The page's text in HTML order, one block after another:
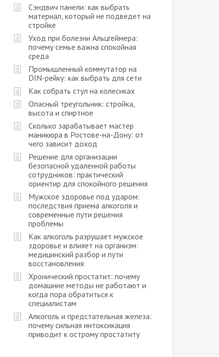
Сэндвич панели: как выбрать
материал, который не подведет на
стройке
Уход при болезни Альцгеймера:
почему семье важна спокойная
среда
Промышленный коммутатор на
DIN-рейку: как выбрать для сети
Как собрать стул на колесиках
Опасный треугольник: стройка,
высота и спиртное
Сколько зарабатывает мастер
маникюра в Ростове-на-Дону: от
чего зависит доход
Решение для организации
безопасной удаленной работы
сотрудников: практический
ориентир для спокойного решения
Мужское здоровье под ударом:
последствия приема алкоголя и
современные пути решения
проблемы
Как алкоголь разрушает мужское
здоровье и влияет на организм:
медицинский разбор и пути
восстановления
Хронический простатит: почему
домашние методы не работают и
когда пора обратиться к
специалистам
Алкоголь и предстательная железа:
почему сильная интоксикация
приводит к острому простатиту